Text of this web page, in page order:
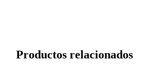
Productos relacionados